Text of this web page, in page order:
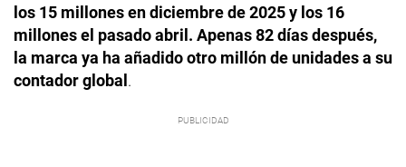
los 15 millones en diciembre de 2025 y los 16
millones el pasado abril. Apenas 82 días después,
la marca ya ha añadido otro millón de unidades a su
contador global.